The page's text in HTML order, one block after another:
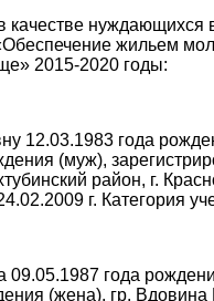
качестве
жильем
2015-2020 годы:
12.03.1983 года
(муж),
район, г.
г. Категория
09.05.1987 года
(жена), гр.